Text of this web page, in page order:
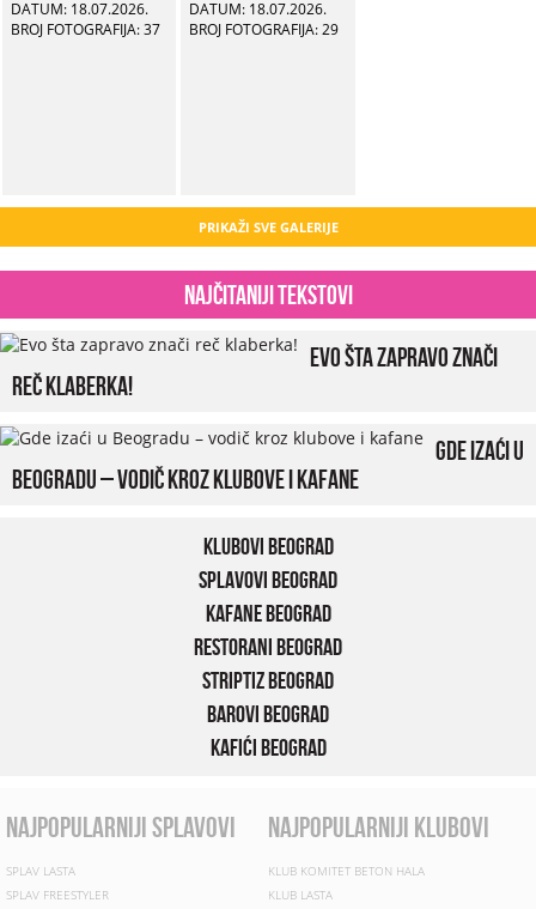
DATUM: 18.07.2026.
BROJ FOTOGRAFIJA: 37
DATUM: 18.07.2026.
BROJ FOTOGRAFIJA: 29
PRIKAŽI SVE GALERIJE
Najčitaniji tekstovi
Evo šta zapravo znači
reč klaberka!
Gde izaći u
Beogradu – vodič kroz klubove i kafane
Klubovi Beograd
Splavovi Beograd
Kafane Beograd
Restorani Beograd
Striptiz Beograd
Barovi Beograd
Kafići Beograd
najpopularniji splavovi
SPLAV LASTA
SPLAV FREESTYLER
najpopularniji klubovi
KLUB KOMITET BETON HALA
KLUB LASTA